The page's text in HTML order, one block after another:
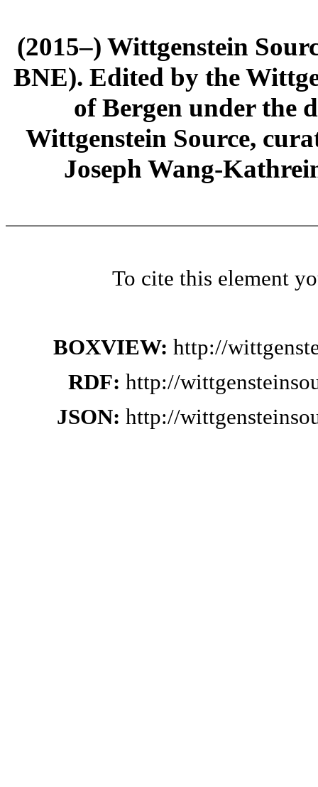
(2015–) Wittgenstein
BNE). Edited by the
of Bergen under the
Wittgenstein Source,
Joseph Wang-
To cite this element
BOXVIEW: http://
RDF: http://
JSON: http://